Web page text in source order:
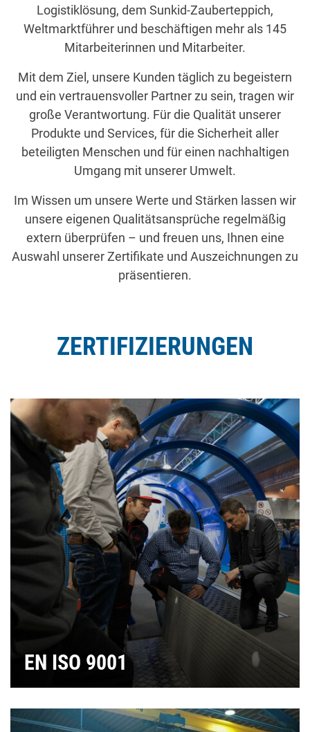
Logistiklösung, dem Sunkid-Zauberteppich,
Weltmarktführer und beschäftigen mehr als 145
Mitarbeiterinnen und Mitarbeiter.
Mit dem Ziel, unsere Kunden täglich zu begeistern
und ein vertrauensvoller Partner zu sein, tragen wir
große Verantwortung. Für die Qualität unserer
Produkte und Services, für die Sicherheit aller
beteiligten Menschen und für einen nachhaltigen
Umgang mit unserer Umwelt.
Im Wissen um unsere Werte und Stärken lassen wir
unsere eigenen Qualitätsansprüche regelmäßig
extern überprüfen – und freuen uns, Ihnen eine
Auswahl unserer Zertifikate und Auszeichnungen zu
präsentieren.
ZERTIFIZIERUNGEN
EN ISO 9001